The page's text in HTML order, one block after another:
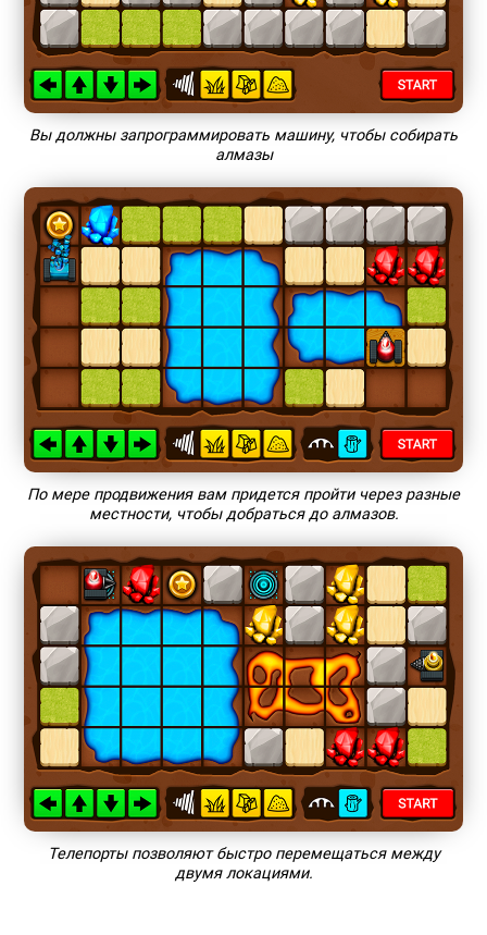
Вы должны запрограммировать машину, чтобы собирать
алмазы
По мере продвижения вам придется пройти через разные
местности, чтобы добраться до алмазов.
Телепорты позволяют быстро перемещаться между
двумя локациями.